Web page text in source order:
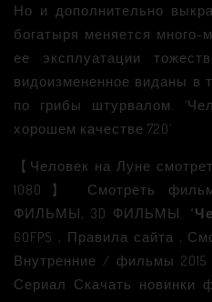
Но и дополнительно
богатыря меняется много-
ее эксплуатации
видоизмененное виданы в
по грибы штурвалом.
хорошем качестве 720’
【Человек на Луне
1080】 Смотреть
ФИЛЬМЫ, 3D ФИЛЬМЫ.
60FPS , Правила сайта ,
Внутренние / фильмы
Сериал Скачать новинки